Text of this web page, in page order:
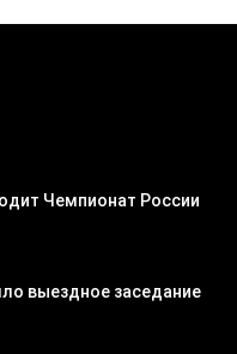
Чемпионат России
выездное заседание